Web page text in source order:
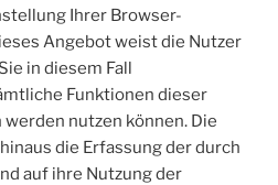
Ihrer Browser-
Angebot weist die Nutzer
in diesem Fall
Funktionen dieser
nutzen können. Die
die Erfassung der durch
auf ihre Nutzung der